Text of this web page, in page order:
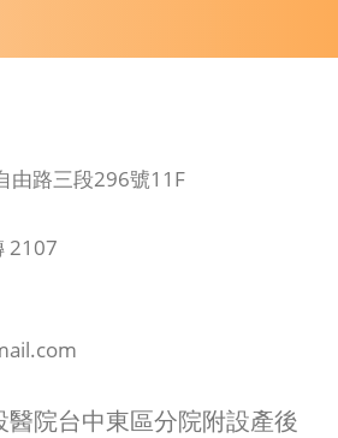
由路三段296號11F
2107
院台中東區分院附設產後